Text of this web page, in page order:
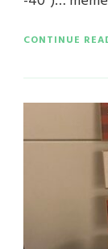
CONTINUE